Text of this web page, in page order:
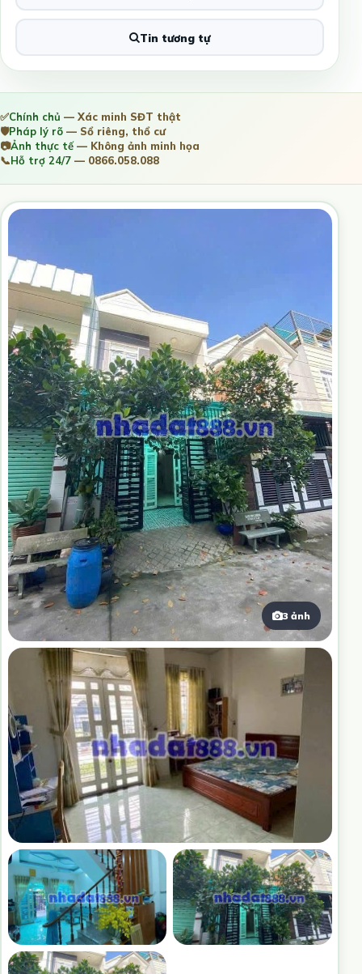
Tin tương tự
✅Chính chủ — Xác minh SĐT thật
🛡️Pháp lý rõ — Sổ riêng, thổ cư
📷Ảnh thực tế— Không ảnh minh họa
📞Hỗ trợ 24/7 — 0866.058.088
3 ảnh